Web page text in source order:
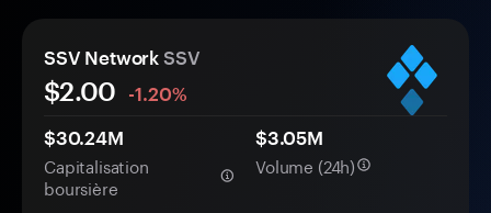
SSV Network SSV
$2.00
-1.20%
$30.24M
Capitalisation
boursière
$3.05M
Volume (24h)